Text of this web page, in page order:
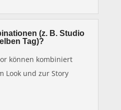
(z. B. Studio
Tag)?
können kombiniert
Look und zur Story